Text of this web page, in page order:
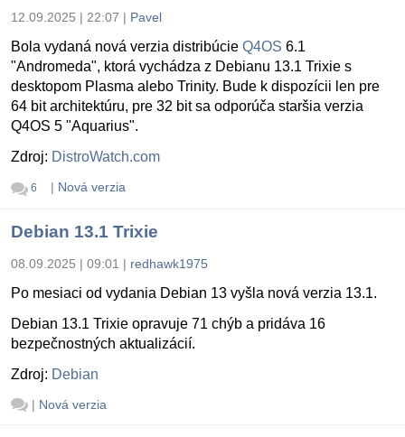
12.09.2025 | 22:07 | Pavel
Bola vydaná nová verzia distribúcie Q4OS 6.1
"Andromeda", ktorá vychádza z Debianu 13.1 Trixie s
desktopom Plasma alebo Trinity. Bude k dispozícii len pre
64 bit architektúru, pre 32 bit sa odporúča staršia verzia
Q4OS 5 "Aquarius".
Zdroj: DistroWatch.com
6 | Nová verzia
Debian 13.1 Trixie
08.09.2025 | 09:01 | redhawk1975
Po mesiaci od vydania Debian 13 vyšla nová verzia 13.1.
Debian 13.1 Trixie opravuje 71 chýb a pridáva 16
bezpečnostných aktualizácií.
Zdroj: Debian
| Nová verzia